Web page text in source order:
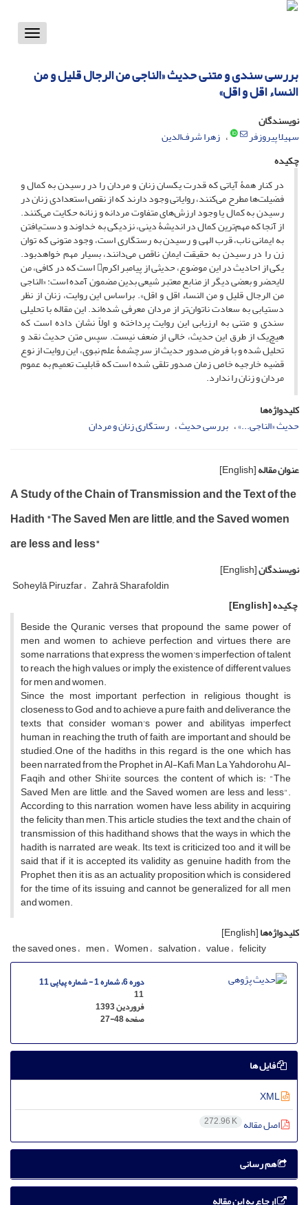
Toggle
بررسی سندی و متنی حدیث «الناجی من الرجال قلیل و من
النساء اقل و اقل»
نویسندگان
سهیلا پیروزفر
زهرا شرف‌الدین
چکیده
در کنار همۀ آیاتی که قدرت یکسان زنان و مردان را در رسیدن به کمال و
فضیلت‌ها مطرح می‌کنند، روایاتی وجود دارند که از نقص استعدادی زنان در
رسیدن به کمال یا وجود ارزش‌های متفاوت مردانه و زنانه‌ حکایت می‌کنند.
از آنجا که مهم‌ترین کمال در اندیشۀ‌ دینی، نزدیکی به خداوند و دست‌یافتن
به ایمانی ناب، قرب الهی و رسیدن به رستگاری است، وجود متونی که توان
زن را در رسیدن به حقیقت ایمان ناقص می‌دانند، بسیار مهم خواهدبود.
یکی از احادیث در این موضوع، حدیثی از پیامبر اکرم است که در کافی، من
لایحضر و بعضی دیگر از منابع معتبر شیعی بدین مضمون آمده است: «الناجی
من الرجال قلیل و من النساء اقل و اقل». براساس این روایت، زنان از نظر
دستیابی به سعادت ناتوان‌تر از مردان معرفی شده‌اند. این مقاله با تحلیلی
سندی و متنی به ارزیابی این روایت پرداخته و اولاً نشان داده است که
هیچ‌یک از طرق این حدیث، خالی از ضعف نیست. سپس متن حدیث نقد و
تحلیل شده و با فرض صدور حدیث از سرچشمۀ علم نبوی، این روایت از نوع
قضیه خارجیه خاص زمان صدور تلقی شده است که قابلیت تعمیم به عموم
مردان و زنان را ندارد.
کلیدواژه‌ها
حدیث «الناجی...» بررسی حدیث رستگاری زنان و مردان
عنوان مقاله[English]
A Study of the Chain of Transmission and the Text of the
Hadith "The Saved Men are little, and the Saved women
are less and less"
نویسندگان[English]
Soheylā Piruzfar Zahrā Sharafoldin
چکیده[English]
Beside the Quranic verses that propound the same power of
men and women to achieve perfection and virtues there are
some narrations that express the women's imperfection of talent
to reach the high values or imply the existence of different values
for men and women.
Since the most important perfection in religious thought is
closeness to God and to achieve a pure faith and deliverance, the
texts that consider woman's power and abilityas imperfect
human in reaching the truth of faith, are important and should be
studied.One of the hadiths in this regard, is the one which has
been narrated from the Prophet in Al-Kafi, Man La Yahdorohu Al-
Faqih and other Shi'ite sources, the content of which is: "The
Saved Men are little, and the Saved women are less and less".
According to this narration, women have less ability in acquiring
the felicity than men.This article studies the text and the chain of
transmission of this hadithand shows that the ways in which the
hadith is narrated are weak. Its text is criticized too, and it will be
said that if it is accepted its validity as genuine hadith from the
Prophet, then it is as an actuality proposition which is considered
for the time of its issuing and cannot be generalized for all men
and women.
کلیدواژه‌ها[English]
the saved ones men Women salvation value felicity
دوره 6، شماره 1 - شماره پیاپی 11
11
فروردین 1393
صفحه27-48
فایل ها
اصل مقاله 272.96 K
هم رسانی
ارجاع به این مقاله